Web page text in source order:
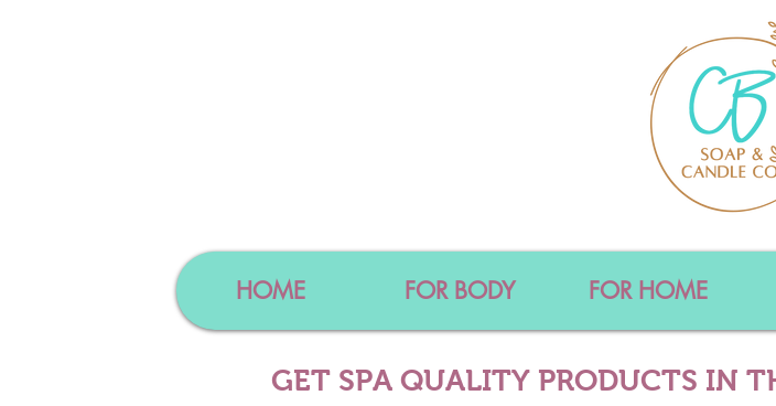
HOME FOR BODY FOR HOME
GET SPA QUALITY PRODUCTS IN